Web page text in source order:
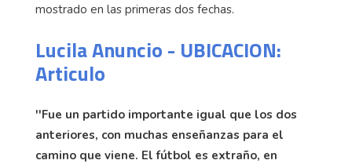
mostrado en las primeras dos fechas.
Lucila Anuncio - UBICACION:
Articulo
''Fue un partido importante igual que los dos
anteriores, con muchas enseñanzas para el
camino que viene. El fútbol es extraño, en